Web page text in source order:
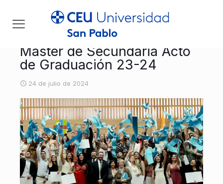
Máster de Secundaria Acto
de Graduación 23-24
24 de julio de 2024